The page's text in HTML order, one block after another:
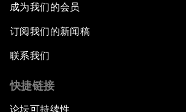
成为我们的会员
订阅我们的新闻稿
联系我们
快捷链接
论坛可持续性